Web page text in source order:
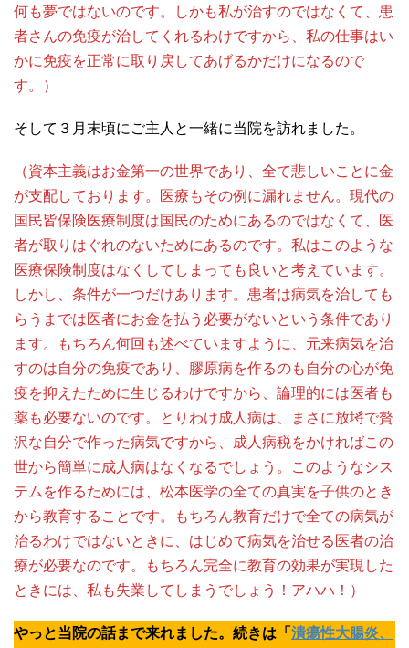
何も夢ではないのです。しかも私が治すのではなくて、患
者さんの免疫が治してくれるわけですから、私の仕事はい
かに免疫を正常に取り戻してあげるかだけになるので
す。）
そして３月末頃にご主人と一緒に当院を訪れました。
（資本主義はお金第一の世界であり、全て悲しいことに金
が支配しております。医療もその例に漏れません。現代の
国民皆保険医療制度は国民のためにあるのではなくて、医
者が取りはぐれのないためにあるのです。私はこのような
医療保険制度はなくしてしまっても良いと考えています。
しかし、条件が一つだけあります。患者は病気を治しても
らうまでは医者にお金を払う必要がないという条件であり
ます。もちろん何回も述べていますように、元来病気を治
すのは自分の免疫であり、膠原病を作るのも自分の心が免
疫を抑えたために生じるわけですから、論理的には医者も
薬も必要ないのです。とりわけ成人病は、まさに放埓で贅
沢な自分で作った病気ですから、成人病税をかければこの
世から簡単に成人病はなくなるでしょう。このようなシス
テムを作るためには、松本医学の全ての真実を子供のとき
から教育することです。もちろん教育だけで全ての病気が
治るわけではないときに、はじめて病気を治せる医者の治
療が必要なのです。もちろん完全に教育の効果が実現した
ときには、私も失業してしまうでしょう！アハハ！）
やっと当院の話まで来れました。続きは「 潰瘍性大腸炎、